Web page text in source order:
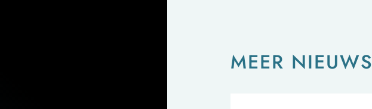
MEER NIEUWS